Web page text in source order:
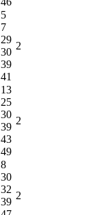
5
7
29
30
39
41
2
13
25
30
39
43
49
2
8
30
32
39
2